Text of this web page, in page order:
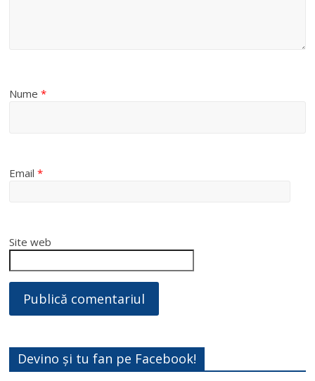
Nume*
Email*
Site web
Devino și tu fan pe Facebook!